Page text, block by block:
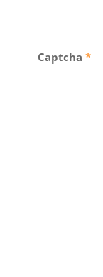
Captcha *